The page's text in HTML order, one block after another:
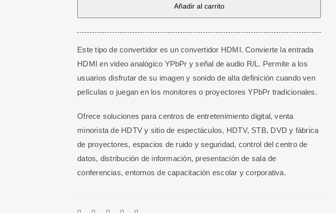
Video
Compuesto
+
R/L
cantidad
Añadir al carrito
Este tipo de convertidor es un convertidor HDMI. Convierte la entrada
HDMI en video analógico YPbPr y señal de audio R/L. Permite a los
usuarios disfrutar de su imagen y sonido de alta definición cuando ven
películas o juegan en los monitores o proyectores YPbPr tradicionales.
Ofrece soluciones para centros de entretenimiento digital, venta
minorista de HDTV y sitio de espectáculos, HDTV, STB, DVD y fábrica
de proyectores, espacios de ruido y seguridad, control del centro de
datos, distribución de información, presentación de sala de
conferencias, entornos de capacitación escolar y corporativa.